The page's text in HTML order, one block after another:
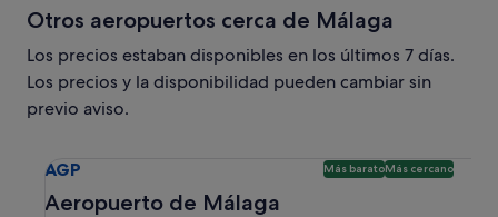
Otros aeropuertos cerca de Málaga
Los precios estaban disponibles en los últimos 7 días.
Los precios y la disponibilidad pueden cambiar sin
previo aviso.
AGP Más baratoMás cercano
Aeropuerto de Málaga